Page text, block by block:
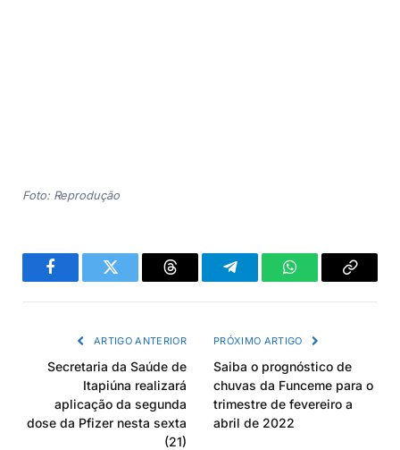
Foto: Reprodução
FacebookTwitter Threads TelegramWhatsAppCopiar
ARTIGO ANTERIOR
Secretaria da Saúde de
Itapiúna realizará
aplicação da segunda
dose da Pfizer nesta sexta
(21)
PRÓXIMO ARTIGO
Saiba o prognóstico de
chuvas da Funceme para o
trimestre de fevereiro a
abril de 2022